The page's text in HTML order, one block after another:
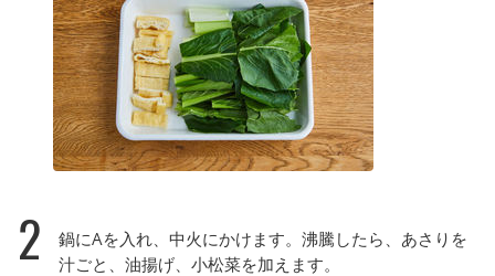
2
鍋にAを入れ、中火にかけます。沸騰したら、あさりを
汁ごと、油揚げ、小松菜を加えます。